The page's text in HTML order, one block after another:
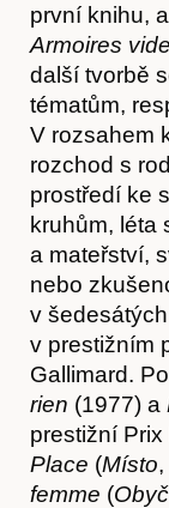
první knihu,
Armoires
další tvorbě
tématům,
V rozsahem
rozchod s
prostředí ke
kruhům, léta
a mateřství,
nebo
v
v prestižním
Gallimard.
rien (1977) a
prestižní
Place (Místo
femme (